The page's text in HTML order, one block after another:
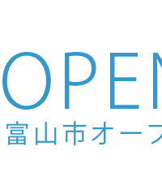
Skip to main content